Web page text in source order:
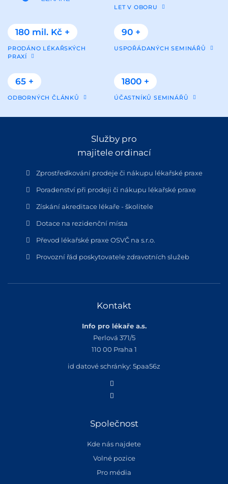
LET V OBORU
180 mil. Kč +
PRODÁNO LÉKAŘSKÝCH
PRAXÍ
90 +
USPOŘÁDANÝCH SEMINÁŘŮ
65 +
ODBORNÝCH ČLÁNKŮ
1800 +
ÚČASTNÍKŮ SEMINÁŘŮ
Služby pro
majitele ordinací
Zprostředkování prodeje či nákupu lékařské praxe
Poradenství při prodeji či nákupu lékařské praxe
Získání akreditace lékaře - školitele
Dotace na rezidenční místa
Převod lékařské praxe OSVČ na s.r.o.
Provozní řád poskytovatele zdravotních služeb
Kontakt
Info pro lékaře a.s.
Perlová 371/5
110 00 Praha 1
id datové schránky: 5paa56z
Společnost
Kde nás najdete
Volné pozice
Pro média